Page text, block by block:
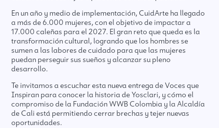
En un año y medio de implementación, CuidArte ha llegado
a más de 6.000 mujeres, con el objetivo de impactar a
17.000 caleñas para el 2027. El gran reto que queda es la
transformación cultural, logrando que los hombres se
sumen a las labores de cuidado para que las mujeres
puedan perseguir sus sueños y alcanzar su pleno
desarrollo.
Te invitamos a escuchar esta nueva entrega de Voces que
Inspiran para conocer la historia de Yosclari, y cómo el
compromiso de la Fundación WWB Colombia y la Alcaldía
de Cali está permitiendo cerrar brechas y tejer nuevas
oportunidades.